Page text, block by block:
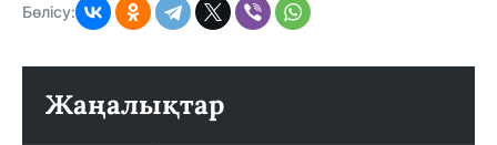
Бөлісу:
Жаңалықтар